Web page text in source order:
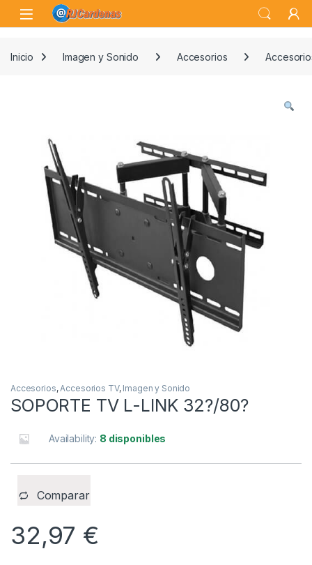
Skip to navigation
Skip to content
Open
Inicio Imagen y Sonido Accesorios
Accesorios,Accesorios TV, Imagen y Sonido
SOPORTE TV L-LINK 32?/80?
Availability: 8 disponibles
Comparar
32,97 €